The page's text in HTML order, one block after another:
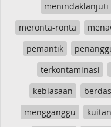
menindaklanjuti
meronta-ronta
pemantik
terkontaminasi
kebiasaan
mengganggu